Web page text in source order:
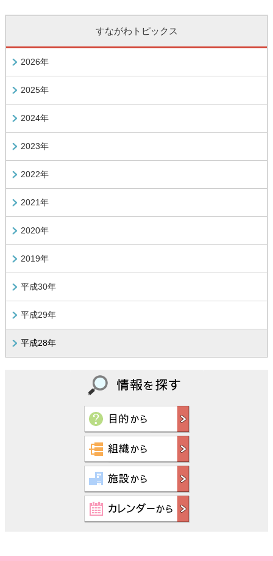
すながわトピックス
2026年
2025年
2024年
2023年
2022年
2021年
2020年
2019年
平成30年
平成29年
平成28年